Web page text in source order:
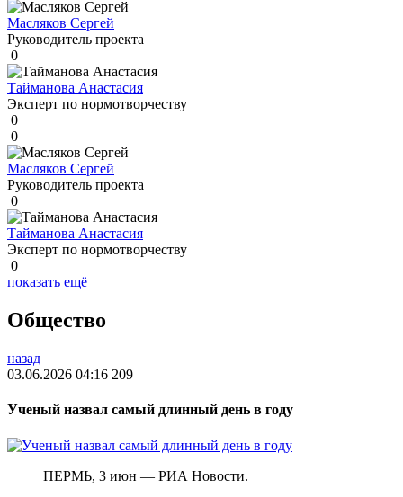
Масляков Сергей
Руководитель проекта
0
Тайманова Анастасия
Эксперт по нормотворчеству
0
0
Масляков Сергей
Руководитель проекта
0
Тайманова Анастасия
Эксперт по нормотворчеству
0
показать ещё
Общество
назад
03.06.2026 04:16 209
Ученый назвал самый длинный день в году
ПЕРМЬ, 3 июн — РИА Новости.